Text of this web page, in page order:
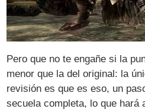
Pero que no te engañe si la
menor que la del original: la
revisión es que es eso, un
secuela completa, lo que hará